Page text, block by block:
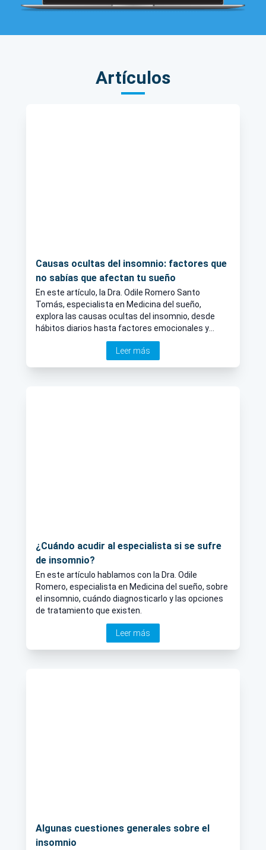
Artículos
Causas ocultas del insomnio: factores que
no sabías que afectan tu sueño
En este artículo, la Dra. Odile Romero Santo
Tomás, especialista en Medicina del sueño,
explora las causas ocultas del insomnio, desde
hábitos diarios hasta factores emocionales y
alimenticios que afectan tu sueño, ayudándote a
mejorar la calidad de tu descanso.
Leer más
¿Cuándo acudir al especialista si se sufre
de insomnio?
En este artículo hablamos con la Dra. Odile
Romero, especialista en Medicina del sueño, sobre
el insomnio, cuándo diagnosticarlo y las opciones
de tratamiento que existen.
Leer más
Algunas cuestiones generales sobre el
insomnio